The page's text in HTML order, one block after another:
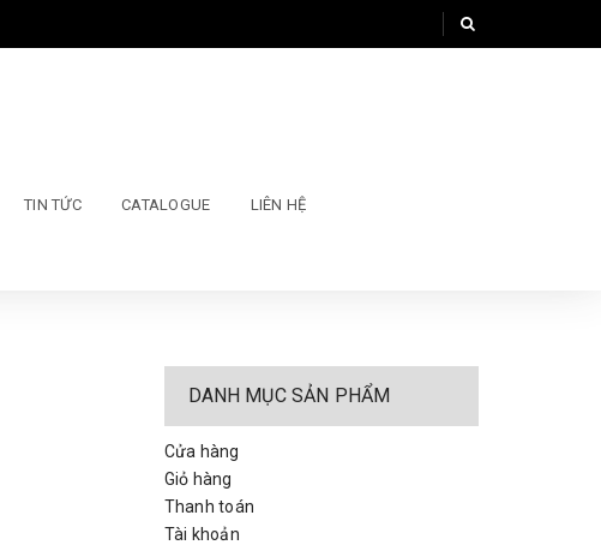
TIN TỨC CATALOGUE LIÊN HỆ
DANH MỤC SẢN PHẨM
Cửa hàng
Giỏ hàng
Thanh toán
Tài khoản